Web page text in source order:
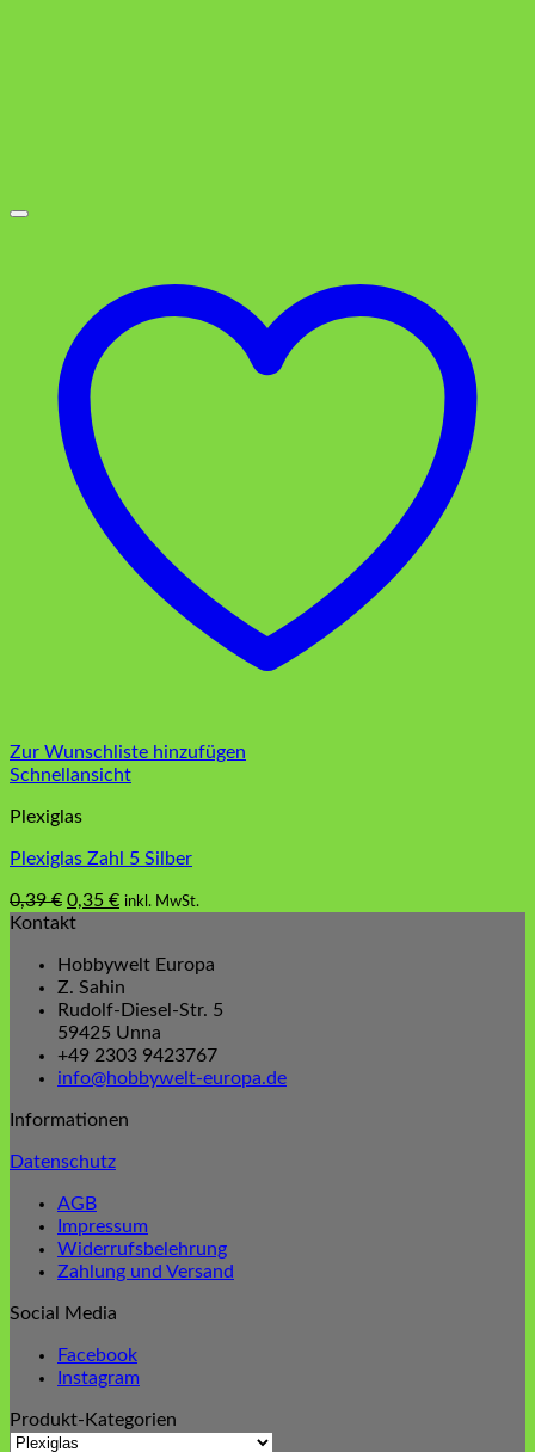
Zur Wunschliste hinzufügen
Schnellansicht
Plexiglas
Plexiglas Zahl 5 Silber
0,39€ Ursprünglicher
Preis
0,39 €
0,35 €Aktueller
0,35 €.
inkl. MwSt.
Kontakt
Hobbywelt Europa
Z. Sahin
Rudolf-Diesel-Str. 5
59425 Unna
+49 2303 9423767
info@hobbywelt-europa.de
Informationen
Datenschutz
AGB
Impressum
Widerrufsbelehrung
Zahlung und Versand
Social Media
Facebook
Instagram
Produkt-Kategorien